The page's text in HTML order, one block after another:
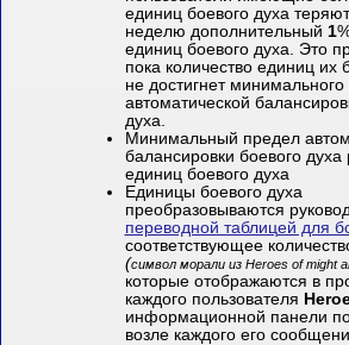
единиц боевого духа
неделю дополнительный 1
единиц боевого духа. Это
пока количество единиц их
не достигнет
автоматической
духа.
Минимальный предел
балансировки боевого духа
единиц боевого духа
Единицы боевого духа
преобразовываются
переводной таблицей для
соответствующее
(символ морали из Heroes of might
которые отображаются в
каждого пользователя
информационной панели
возле каждого его